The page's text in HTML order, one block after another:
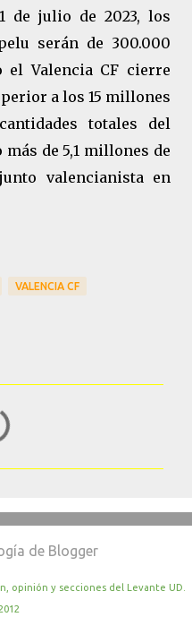
de julio de 2023, los
serán de 300.000
el Valencia CF cierre
a los 15 millones
totales del
de 5,1 millones de
valencianista en
VALENCIA CF
de Blogger
opinión y secciones del Levante UD.